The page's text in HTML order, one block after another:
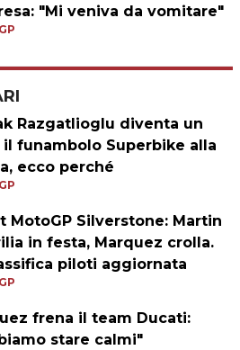
"Mi veniva da vomitare"
Razgatlioglu diventa un
il funambolo Superbike alla
ecco perché
MotoGP Silverstone: Martin
in festa, Marquez crolla.
piloti aggiornata
frena il team Ducati:
stare calmi"